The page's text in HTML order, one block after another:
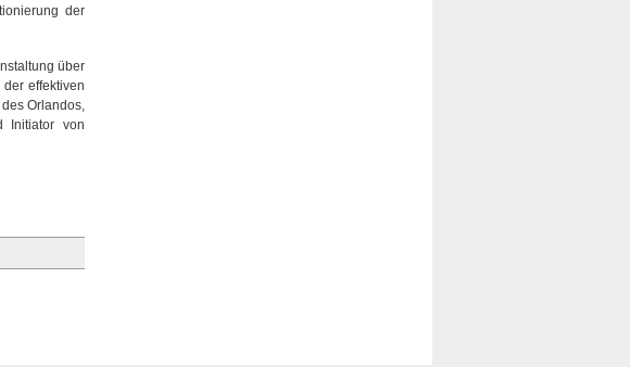
der
über
effektiven
Orlandos,
Initiator von